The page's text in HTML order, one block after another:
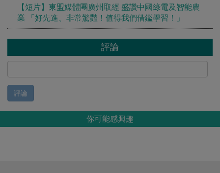
【短片】東盟媒體團廣州取經 盛讚中國綠電及智能農
業 「好先進、非常驚豔！值得我們借鑑學習！」
評論
評論
你可能感興趣